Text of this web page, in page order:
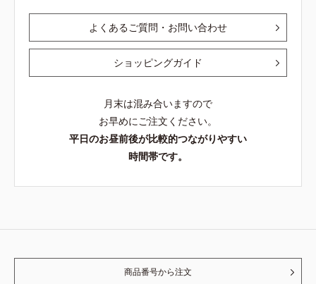
よくあるご質問・お問い合わせ
ショッピングガイド
月末は混み合いますので
お早めにご注文ください。
平日のお昼前後が比較的つながりやすい
時間帯です。
商品番号から注文